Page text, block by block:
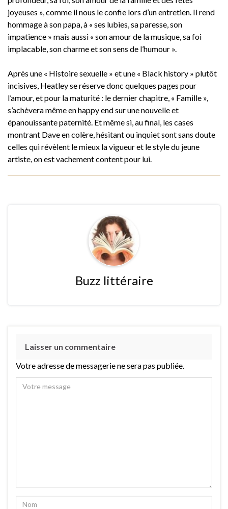
joyeuses », comme il nous le confie lors d’un entretien. Il rend
hommage à son papa, à « ses lubies, sa paresse, son
impatience » mais aussi « son amour de la musique, sa foi
implacable, son charme et son sens de l’humour ».
Après une « Histoire sexuelle » et une « Black history » plutôt
incisives, Heatley se réserve donc quelques pages pour
l’amour, et pour la maturité : le dernier chapitre, « Famille »,
s’achèvera même en happy end sur une nouvelle et
épanouissante paternité. Et même si, au final, les cases
montrant Dave en colère, hésitant ou inquiet sont sans doute
celles qui révèlent le mieux la vigueur et le style du jeune
artiste, on est vachement content pour lui.
Buzz littéraire
Laisser un commentaire
Votre adresse de messagerie ne sera pas publiée.